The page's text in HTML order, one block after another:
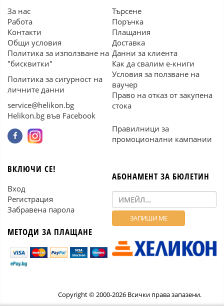
За нас
Работа
Контакти
Общи условия
Политика за използване на
"бисквитки"
Политика за сигурност на
личните данни
service@helikon.bg
Helikon.bg във Facebook
Търсене
Поръчка
Плащания
Доставка
Данни за клиента
Как да свалим е-книги
Условия за ползване на
ваучер
Право на отказ от закупена
стока
Правилници за
промоционални кампании
ВКЛЮЧИ СЕ!
Вход
Регистрация
Забравена парола
МЕТОДИ ЗА ПЛАЩАНЕ
АБОНАМЕНТ ЗА БЮЛЕТИН
Copyright © 2000-2026 Всички права запазени.